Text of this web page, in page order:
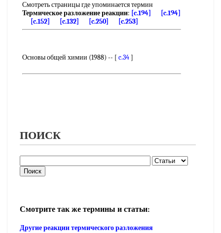
Смотреть страницы где упоминается термин
Термическое разложение реакции: [c.194]
[c.194]
[c.152]
[c.132] [c.250] [c.253]
Основы общей химии (1988) -- [ c.34]
ПОИСК
Смотрите так же термины и статьи:
Другие реакции термического разложения